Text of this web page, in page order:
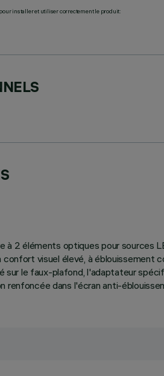
installer et utiliser correctement le produit:
à 2 éléments optiques pour
visuel élevé, à éblouissement
sur le faux-plafond, l'adaptateur
renfoncée dans l'écran anti-